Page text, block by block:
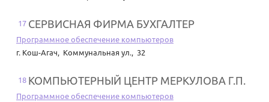
17 СЕРВИСНАЯ ФИРМА БУХГАЛТЕР
Программное обеспечение компьютеров
г. Кош-Агач, Коммунальная ул., 32
18 КОМПЬЮТЕРНЫЙ ЦЕНТР МЕРКУЛОВА Г.П.
Программное обеспечение компьютеров